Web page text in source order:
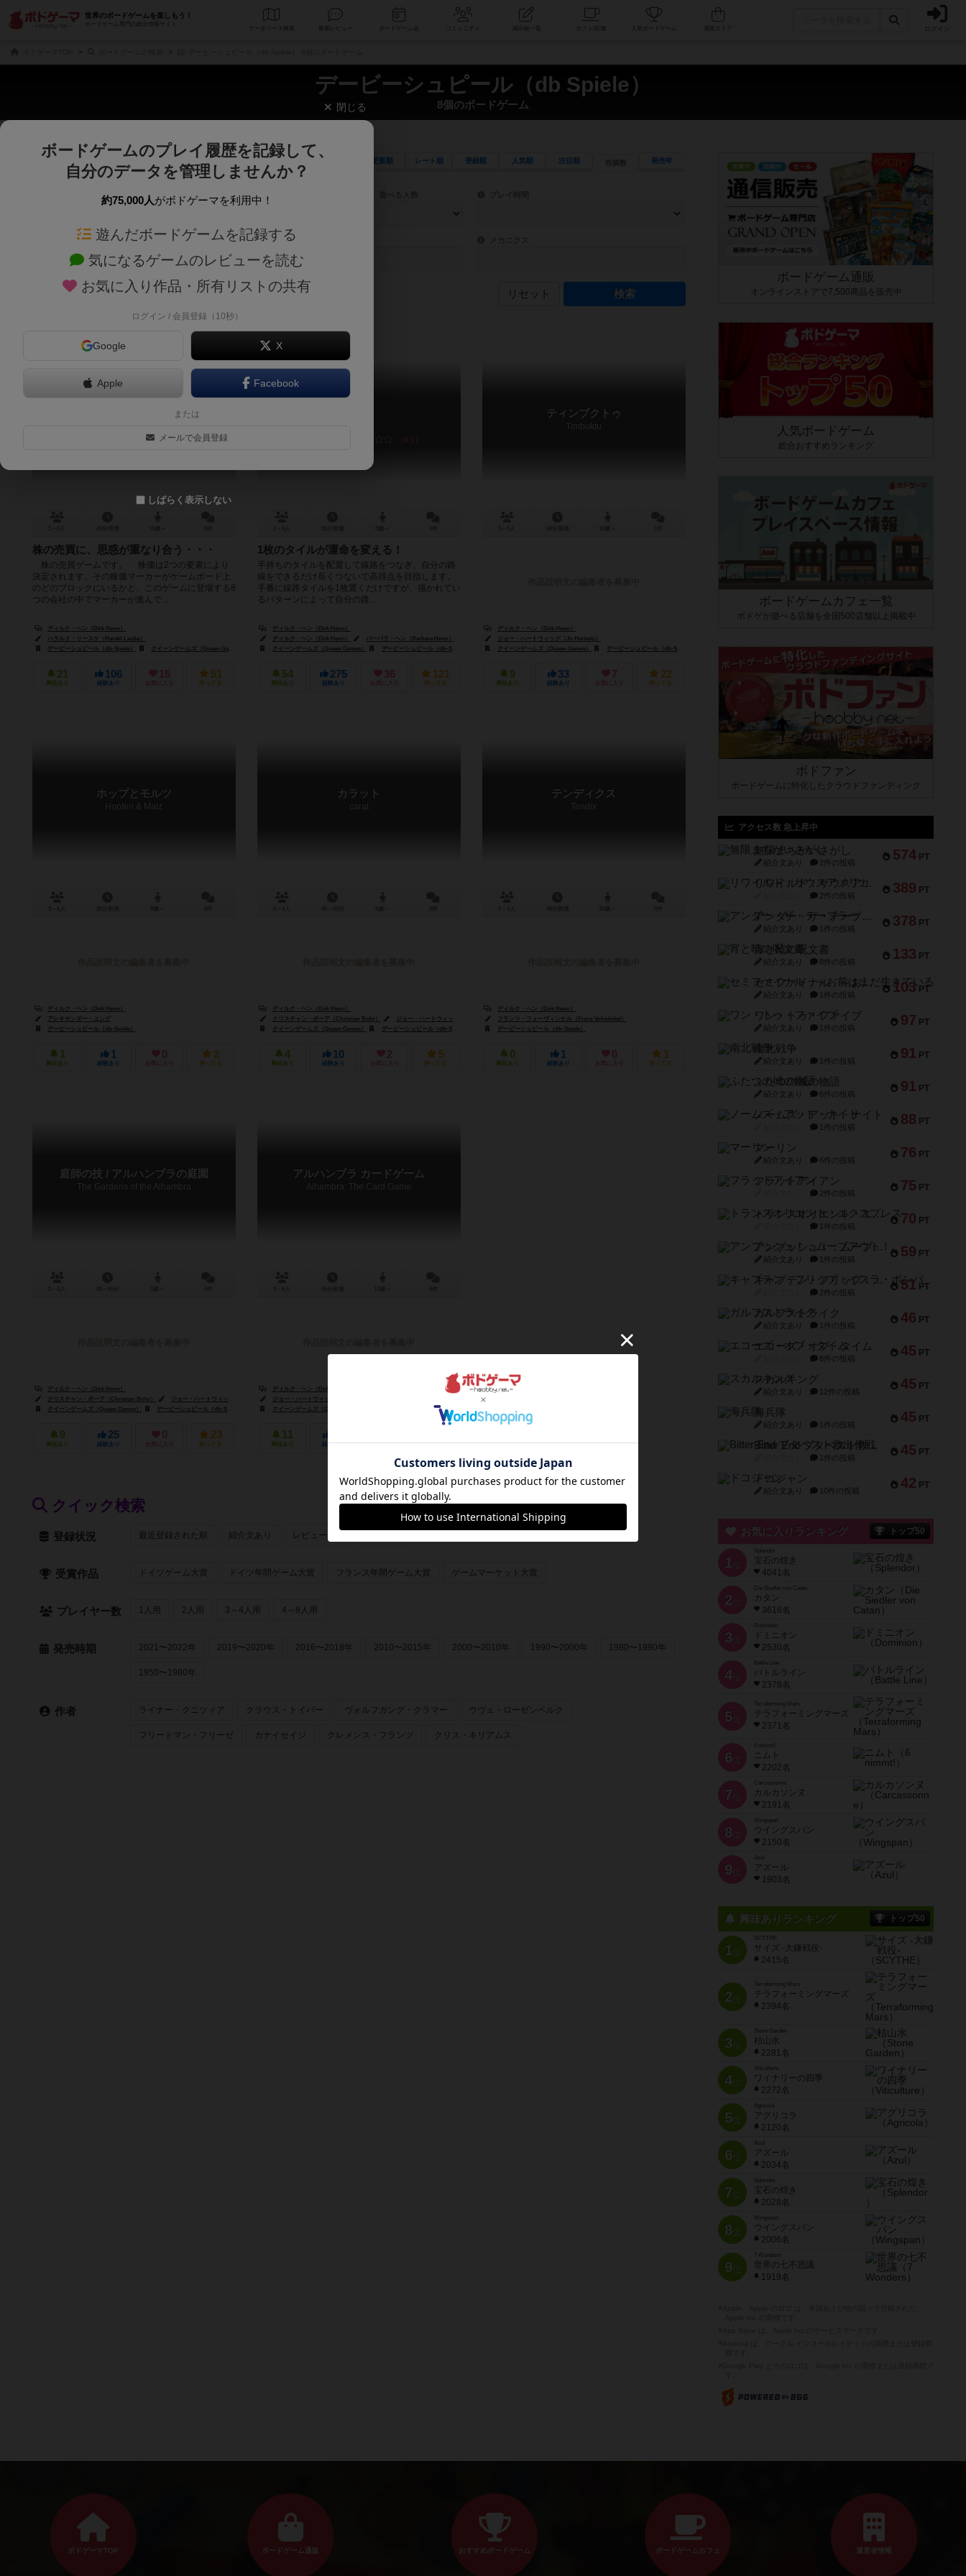
世界のボードゲームを楽しもう！
ボードゲーム専門の総合情報サイト
データベース コミュニティ 人気ボードゲーム ログイン
デービーシュピール（db Spiele）
8個のボードゲーム
じっくり表示 更新順 レート順 登録順 人気順 注目順 発売年
商品名、商品説明文、デザイナー名、テーマ名、メカニクス名を対象にフリーワード検索ができます。
ゲームデザイナー名を指定して検索できます。
ゲームデザイナー 目安となる所要時間を指定することができます。マニュアルを読む時間や参加者へのルール説明時間は含まれていないため、初めて
対象年齢を指定します。 世界観や登場人物などモチーフ・ストーリーを指定することができます。直感的にゲームシステムを理解できるよう、中世ファンタジー・クッキング・海賊同士の対決など、ゲームコンセプトを絞
テーマ/フレーバー ゲーム性を構成するコアシステムです。主にボードゲームに慣れている方向けの絞込機能です。例えば「ダイスロール」はランダ
リセット
スペキュレーション
6.1
株の売買に、思惑が重なり合う・・・
株の売買ゲームです。 株価は2つの要素により
決定されます。その株価マーカーがゲームボード上
のどのブロックにいるかと、このゲームに登場する8
つの会社の中でマーカーが進んで...
ディルク・ヘン（Dirk Henn）
ハラルド・リースケ（Harald Lieske）
デービーシュピール（db-Spiele）
クイーンゲームズ（Queen Games）
21
興味あり
106
経験あり
15
お気に入り
51
持ってる
6.1
1枚のタイルが運命を変える！
手持ちのタイルを配置して線路をつなぎ、自分の路
線をできるだけ長くつないで高得点を目指します。
手番に線路タイルを1枚置くだけですが、描かれてい
るパターンによって自分の路...
ディルク・ヘン（Dirk Henn）
ディルク・ヘン（Dirk Henn）
バーバラ・ヘン（Barbara Henn）
フランツ・フォーヴィンケル（Franz Vohwinkel）
クイーンゲームズ（Queen Games）
デービーシュピール（db-Spiele）
54
興味あり
275
経験あり
36
お気に入り
121
持ってる
ティンブクトゥ
Timbuktu
ディルク・ヘン（Dirk Henn）
ジョー・ハートウィッグ（Jo Hartwig）
クイーンゲームズ（Queen Games）
デービーシュピール（db-Spiele）
9
興味あり
33
経験あり
7
お気に入り
22
持ってる
ホップとモルツ
Hopfen & Malz
ディルク・ヘン（Dirk Henn）
アレキサンダー・ユング
デービーシュピール（db-Spiele）
1
興味あり
1
経験あり
0
お気に入り
2
持ってる
カラット
carat
ディルク・ヘン（Dirk Henn）
クリスチャン・ボーア（Christian Bohr）
ジョー・ハートウィッグ（Jo Hartwig）
クイーンゲームズ（Queen Games）
デービーシュピール（db-Spiele）
4
興味あり
10
経験あり
2
お気に入り
5
持ってる
テンディクス
Tendix
ディルク・ヘン（Dirk Henn）
フランツ・フォーヴィンケル（Franz Vohwinkel）
デービーシュピール（db-Spiele）
0
興味あり
1
経験あり
0
お気に入り
1
持ってる
庭師の技 / アルハンブラの庭園
The Gardens of the Alhambra
ディルク・ヘン（Dirk Henn）
クリスチャン・ボーア（Christian Bohr）
ジョー・ハートウィッグ（Jo Hartwig）
クイーンゲームズ（Queen Games）
デービーシュピール（db-Spiele）
9
興味あり
25
経験あり
0
お気に入り
23
持ってる
アルハンブラ カードゲーム
Alhambra: The Card Game
ディルク・ヘン（Dirk Henn）
ジョー・ハートウィッグ（Jo Hartwig）
クイーンゲームズ（Queen Games）
デービーシュピール（db-Spiele）
11
興味あり 経験あり お気に入り 持ってる
クイック検索
登録状況 最近登録された順 紹介文あり レビューあり
受賞作品 ドイツゲーム大賞 ドイツ年間ゲーム大賞 フランス年間ゲーム大賞 ゲームマーケット大賞
プレイヤー数 1人用 2人用 3～4人用 4～8人用
発売時期 2021〜2022年 2019〜2020年 2016〜2018年 2010〜2015年 2000〜2010年 1990〜2000年 1980〜1990年
1950〜1980年
作者 ライナー・クニツィア クラウス・トイバー ヴォルフガング・クラマー ウヴェ・ローゼンベルク
フリードマン・フリーゼ カナイセイジ クレメンス・フランツ クリス・キリアムス
ボードゲーム通販
オンラインストアで7,500商品を販売中
人気ボードゲーム
総合おすすめランキング
ボードゲームカフェ一覧
ボドゲが遊べる店舗を全国500店舗以上掲載中
ボドファン
ボードゲームに特化したクラウドファンディング
アクセス数 急上昇中
574 PT
無限まちがいさがし
紹介文あり 2件の投稿
389 PT
リワイルド：サウスアメリカ
2件の投稿
378 PT
アンダー・ザ・テーブラー
紹介文あり 1件の投稿
133 PT
宵と暁の呪文書
紹介文あり 8件の投稿
103 PT
セミファイナル ～お前はまだ生きている～
紹介文あり 1件の投稿
97 PT
ワン・トゥ・ファイブ
紹介文あり 1件の投稿
91 PT
南北戦争
紹介文あり 1件の投稿
91 PT
ふたつの城の物語
紹介文あり 6件の投稿
88 PT
ノームズ・アット・ナイト
1件の投稿
76 PT
マーリン
紹介文あり 6件の投稿
75 PT
フラットアイアン
2件の投稿
70 PT
トランスオリエント・エクスプレス
1件の投稿
59 PT
アンブッシュ！：ムーブアウト！
紹介文あり 1件の投稿
51 PT
キャプテン・フリップ：イスラ・ボンバ
2件の投稿
46 PT
ガルフストライク
紹介文あり 1件の投稿
45 PT
エコーズ・オブ・タイム
8件の投稿
45 PT
スカルキング
紹介文あり 12件の投稿
45 PT
海兵隊
紹介文あり 1件の投稿
45 PT
Bitter End ブタペスト救出作戦
1件の投稿
42 PT
ドコジャン
紹介文あり 10件の投稿
お気に入りランキング トップ50
1 位
宝石の煌き
4041名
2 位
Die Siedler von Catan
カタン
3616名
3 位
ドミニオン
2530名
4位
Battle Line
バトルライン
2378名
5 位
Terraforming Mars
テラフォーミングマーズ
2371名
6 位
ニムト
2202名
7 位
Carcassonne
カルカソンヌ
2191名
8 位
Wingspan
ウイングスパン
2150名
9 位
Azul
アズール
1903名
興味ありランキング トップ50
1位
SCYTHE
サイズ -大鎌戦役-
2415名
2位
Terraforming Mars
テラフォーミングマーズ
2394名
3位
Stone Garden
枯山水
2281名
4位
Viticulture
ワイナリーの四季
2272名
5位
Agricola
アグリコラ
2120名
6位
Azul
アズール
2034名
7位
宝石の煌き
2028名
8位
Wingspan
ウイングスパン
2006名
9位
7 Wonders
世界の七不思議
1919名
閉じる
ボードゲームのプレイ履歴を記録して、
自分のデータを管理しませんか？
約75,000人がボドゲーマを利用中！
遊んだボードゲームを記録する
気になるゲームのレビューを読む
お気に入り作品・所有リストの共有
ログイン / 会員登録（10秒）
Google X
Apple Facebook
または
メールで会員登録
しばらく表示しない
ボドゲーマTOP ボードゲーム通販 おすすめボードゲーム ボードゲームカフェ 運営者情報